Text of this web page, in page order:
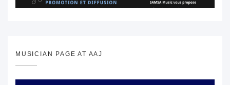
MUSICIAN PAGE AT AAJ